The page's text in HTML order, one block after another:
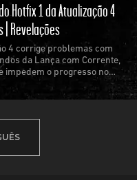
Hotfix 1 da Atualização 4
| Revelações
4 corrige problemas com
da Lança com Corrente,
impedem o progresso no
comuns.